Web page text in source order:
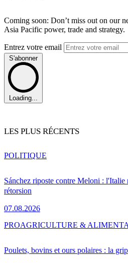
Coming soon: Don’t miss out on our
Asia Pacific power, trade and strategy.
Entrez votre email
S'abonner
Loading...
LES PLUS RÉCENTS
Sánchez riposte contre Meloni : l'Italie
rétorsion
07.08.2026
POLITIQUE
Poulets, bovins et ours polaires : la
PROAGRICULTURE &